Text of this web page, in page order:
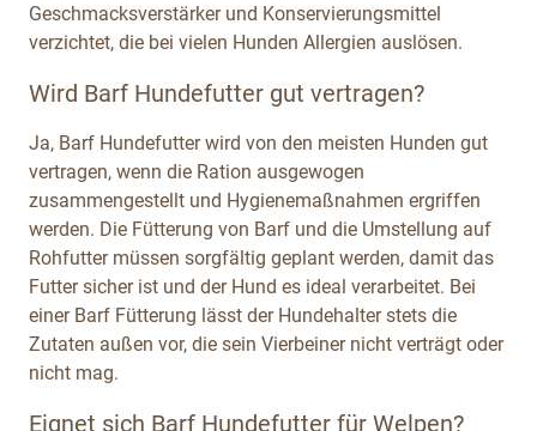
Geschmacksverstärker und Konservierungsmittel
verzichtet, die bei vielen Hunden Allergien auslösen.
Wird Barf Hundefutter gut vertragen?
Ja, Barf Hundefutter wird von den meisten Hunden gut
vertragen, wenn die Ration ausgewogen
zusammengestellt und Hygienemaßnahmen ergriffen
werden. Die Fütterung von Barf und die Umstellung auf
Rohfutter müssen sorgfältig geplant werden, damit das
Futter sicher ist und der Hund es ideal verarbeitet. Bei
einer Barf Fütterung lässt der Hundehalter stets die
Zutaten außen vor, die sein Vierbeiner nicht verträgt oder
nicht mag.
Eignet sich Barf Hundefutter für Welpen?